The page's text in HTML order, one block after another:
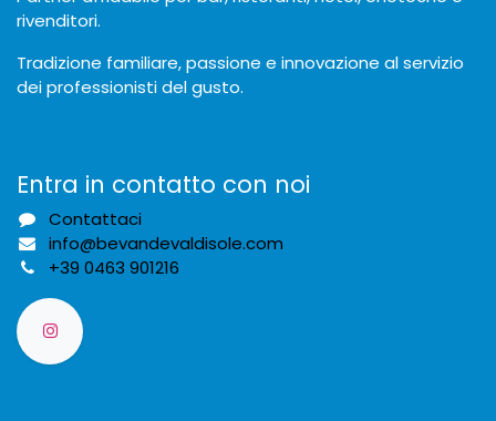
rivenditori.
Tradizione familiare, passione e innovazione al servizio
dei professionisti del gusto.
Entra in contatto con noi
Contattaci
info@bevandevaldisole.com
+39 0463 901216